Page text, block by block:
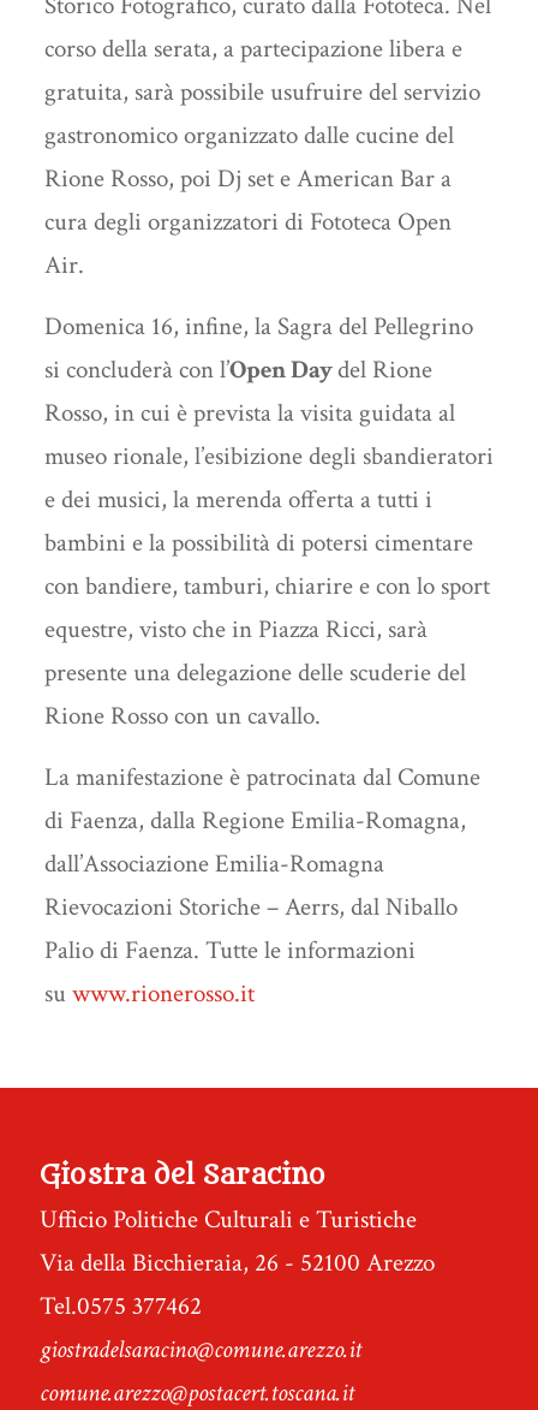
corso della serata, a partecipazione libera e
gratuita, sarà possibile usufruire del servizio
gastronomico organizzato dalle cucine del
Rione Rosso, poi Dj set e American Bar a
cura degli organizzatori di Fototeca Open
Air.
Domenica 16, infine, la Sagra del Pellegrino
si concluderà con l’Open Daydel Rione
Rosso, in cui è prevista la visita guidata al
museo rionale, l’esibizione degli sbandieratori
e dei musici, la merenda offerta a tutti i
bambini e la possibilità di potersi cimentare
con bandiere, tamburi, chiarire e con lo sport
equestre, visto che in Piazza Ricci, sarà
presente una delegazione delle scuderie del
Rione Rosso con un cavallo.
La manifestazione è patrocinata dal Comune
di Faenza, dalla Regione Emilia-Romagna,
dall’Associazione Emilia-Romagna
Rievocazioni Storiche – Aerrs, dal Niballo
Palio di Faenza. Tutte le informazioni
suwww.rionerosso.it
Giostra del Saracino
Ufficio Politiche Culturali e Turistiche
Via della Bicchieraia, 26 - 52100 Arezzo
Tel.0575 377462
giostradelsaracino@comune.arezzo.it
comune.arezzo@postacert.toscana.it